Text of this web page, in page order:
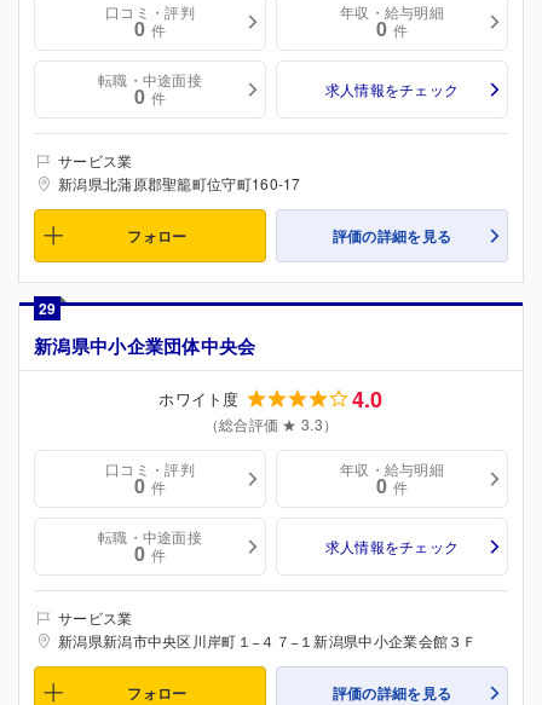
口コミ・評判
0 件
年収・給与明細
0 件
転職・中途面接
0 件 求人情報をチェック
サービス業
新潟県北蒲原郡聖籠町位守町160-17
フォロー 評価の詳細を見る
29
新潟県中小企業団体中央会
ホワイト度 4.0
（総合評価 ★ 3.3）
口コミ・評判
0 件
年収・給与明細
0 件
転職・中途面接
0 件 求人情報をチェック
サービス業
新潟県新潟市中央区川岸町１−４７−１新潟県中小企業会館３Ｆ
フォロー 評価の詳細を見る